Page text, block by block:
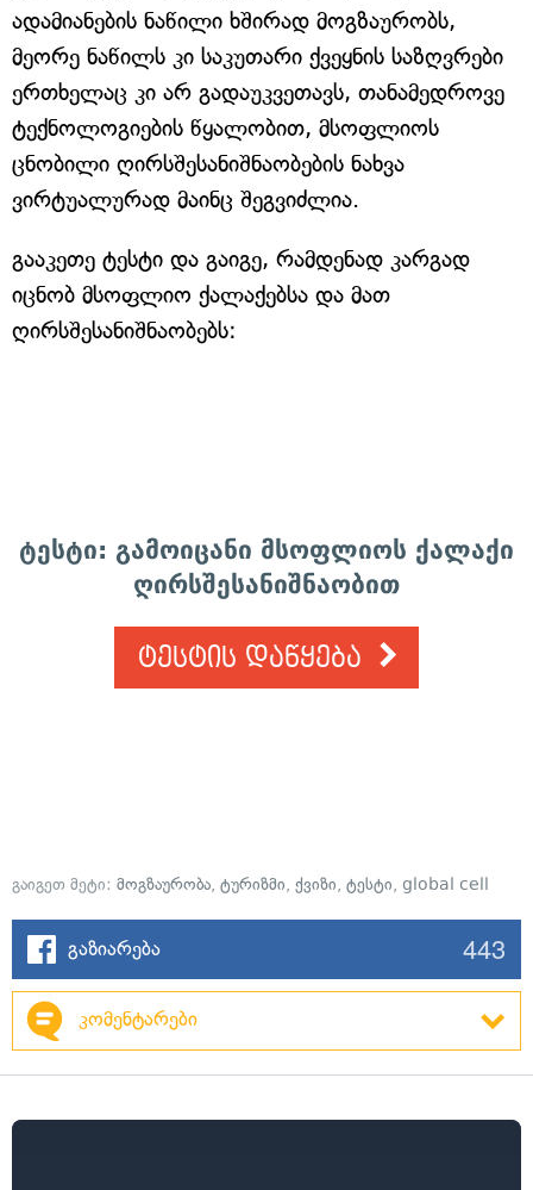
ადამიანების ნაწილი ხშირად მოგზაურობს,
მეორე ნაწილს კი საკუთარი ქვეყნის საზღვრები
ერთხელაც კი არ გადაუკვეთავს, თანამედროვე
ტექნოლოგიების წყალობით, მსოფლიოს
ცნობილი ღირსშესანიშნაობების ნახვა
ვირტუალურად მაინც შეგვიძლია.
გააკეთე ტესტი და გაიგე, რამდენად კარგად
იცნობ მსოფლიო ქალაქებსა და მათ
ღირსშესანიშნაობებს:
ტესტი: გამოიცანი მსოფლიოს ქალაქი
ღირსშესანიშნაობით
ტესტის დაწყება
გაიგეთ მეტი: მოგზაურობა, ტურიზმი, ქვიზი, ტესტი, global cell
გაზიარება 443
კომენტარები